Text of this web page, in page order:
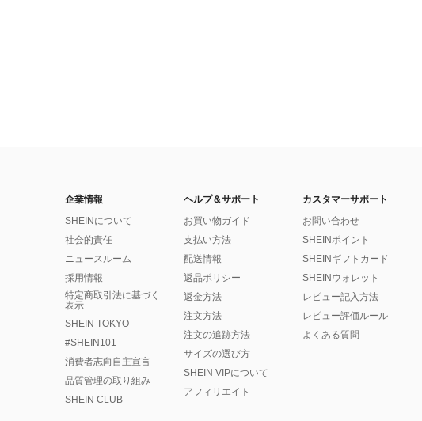
企業情報
SHEINについて
社会的責任
ニュースルーム
採用情報
特定商取引法に基づく
表示
SHEIN TOKYO
#SHEIN101
消費者志向自主宣言
品質管理の取り組み
SHEIN CLUB
ヘルプ＆サポート
お買い物ガイド
支払い方法
配送情報
返品ポリシー
返金方法
注文方法
注文の追跡方法
サイズの選び方
SHEIN VIPについて
アフィリエイト
カスタマーサポート
お問い合わせ
SHEINポイント
SHEINギフトカード
SHEINウォレット
レビュー記入方法
レビュー評価ルール
よくある質問